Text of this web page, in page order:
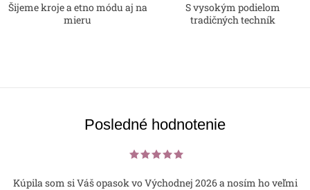
Šijeme kroje a etno módu aj na
mieru
S vysokým podielom
tradičných techník
Posledné hodnotenie
Kúpila som si Váš opasok vo Východnej 2026 a nosím ho veľmi